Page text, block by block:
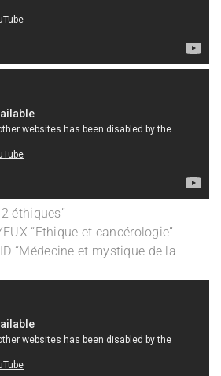
éthiques”
“Ethique et cancérologie”
“Médecine et mystique de la